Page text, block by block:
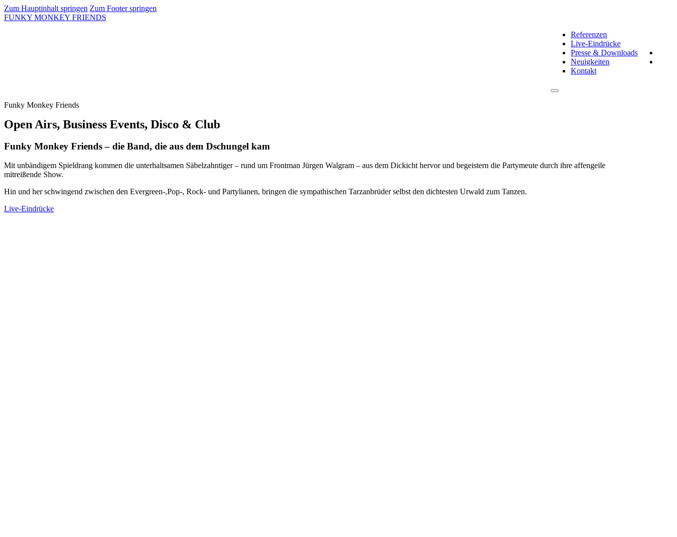
Zum Hauptinhalt springen Zum Footer springen
FUNKY MONKEY FRIENDS
Referenzen
Live-Eindrücke
Presse & Downloads
Neuigkeiten
Kontakt
Funky Monkey Friends
Open Airs, Business Events, Disco & Club
Funky Monkey Friends – die Band, die aus dem Dschungel kam
Mit unbändigem Spieldrang kommen die unterhaltsamen Säbelzahntiger – rund um Frontman Jürgen Walgram – aus dem Dickicht hervor und begeistern die Partymeute durch ihre affengeile
mitreißende Show.
Hin und her schwingend zwischen den Evergreen-,Pop-, Rock- und Partylianen, bringen die sympathischen Tarzanbrüder selbst den dichtesten Urwald zum Tanzen.
Live-Eindrücke